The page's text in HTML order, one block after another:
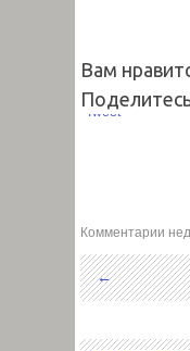
Вам
Tweet
Комментарии
←